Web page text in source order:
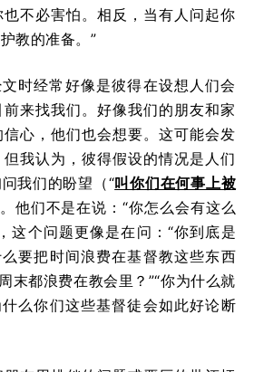
不必害怕。相反，当有人问起你
教的准备。”
时经常好像是彼得在设想人们会
来找我们。好像我们的朋友和家
心，他们也会想要。这可能会发
我认为，彼得假设的情况是人们
我们的盼望（“叫你们在何事上被
他们不是在说：“你怎么会有这么
这个问题更像是在问：“你到底是
要把时间浪费在基督教这些东西
末都浪费在教会里？”“你为什么就
么你们这些基督徒会如此好论断